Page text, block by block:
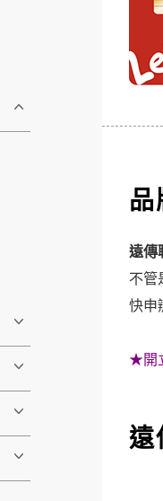
品
遠傳
不管
快申
★開
遠